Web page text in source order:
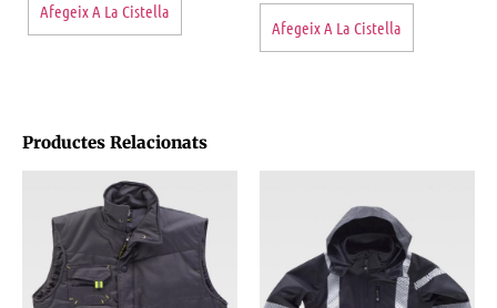
Afegeix A La Cistella
Afegeix A La Cistella
Productes Relacionats